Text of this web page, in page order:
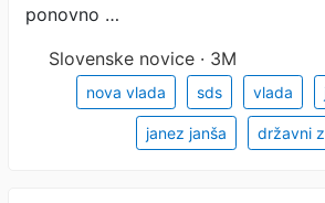
ponovno …
Slovenske novice · 3M
nova vlada sds vlada
janez janša državni